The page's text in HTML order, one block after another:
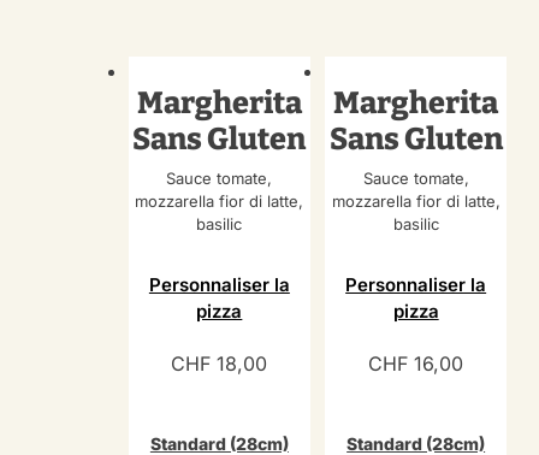
Margherita
Sans Gluten
Sauce tomate,
mozzarella fior di latte,
basilic
Personnaliser la
pizza
CHF 18,00
Standard (28cm)
Margherita
Sans Gluten
Sauce tomate,
mozzarella fior di latte,
basilic
Personnaliser la
pizza
CHF 16,00
Standard (28cm)